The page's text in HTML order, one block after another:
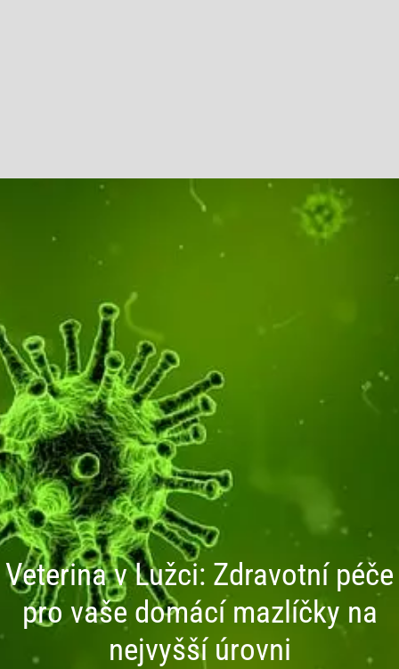
Veterina v Lužci: Zdravotní péče
pro vaše domácí mazlíčky na
nejvyšší úrovni